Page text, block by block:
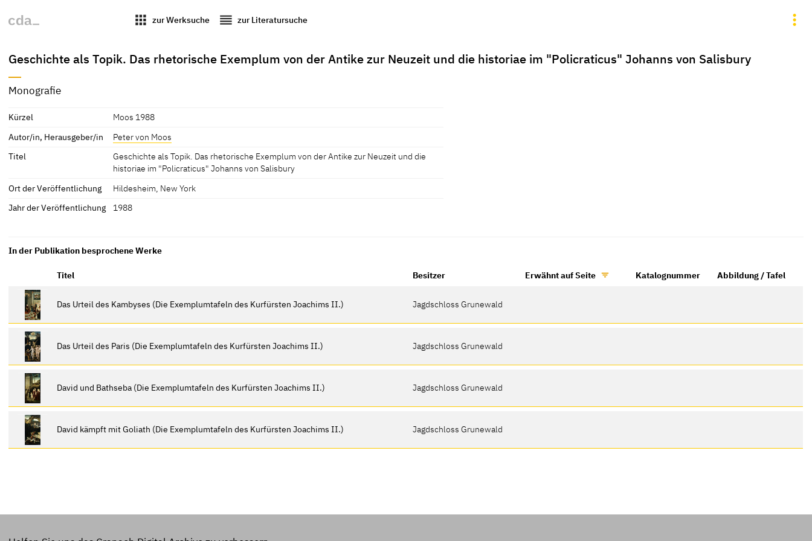
apps zur Werksuche reorder zur Literatursuche
Geschichte als Topik. Das rhetorische Exemplum von der Antike zur Neuzeit und die historiae im "Policraticus" Johanns von Salisbury
Monografie
Kürzel
Moos 1988
Autor/in, Herausgeber/in
Peter von Moos
Titel
Geschichte als Topik. Das rhetorische Exemplum von der Antike zur Neuzeit und die
historiae im "Policraticus" Johanns von Salisbury
Ort der Veröffentlichung
Hildesheim, New York
Jahr der Veröffentlichung
1988
In der Publikation besprochene Werke
Titel Besitzer Erwähnt auf Seite Katalognummer Abbildung / Tafel
Das Urteil des Kambyses (Die Exemplumtafeln des Kurfürsten Joachims II.) Jagdschloss Grunewald
Das Urteil des Paris (Die Exemplumtafeln des Kurfürsten Joachims II.) Jagdschloss Grunewald
David und Bathseba (Die Exemplumtafeln des Kurfürsten Joachims II.) Jagdschloss Grunewald
David kämpft mit Goliath (Die Exemplumtafeln des Kurfürsten Joachims II.) Jagdschloss Grunewald